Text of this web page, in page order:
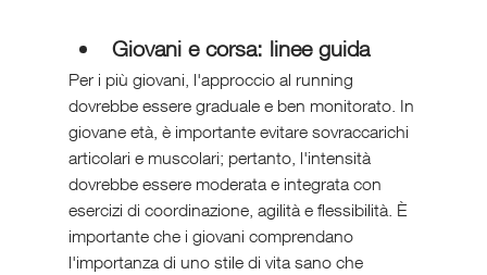
Giovani e corsa: linee guida
Per i più giovani, l'approccio al running
dovrebbe essere graduale e ben monitorato. In
giovane età, è importante evitare sovraccarichi
articolari e muscolari; pertanto, l'intensità
dovrebbe essere moderata e integrata con
esercizi di coordinazione, agilità e flessibilità. È
importante che i giovani comprendano
l'importanza di uno stile di vita sano che